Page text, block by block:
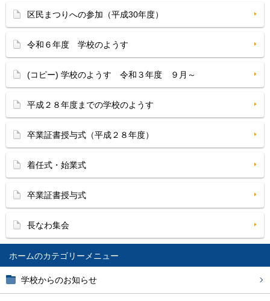
ホーム
学校からのお知らせ
区民まつりへの参加（平成30年度）
令和６年度 学校のようす
(コピー) 学校のようす 令和３年度 ９月～
平成２８年度までの学校のようす
卒業証書授与式（平成２８年度）
着任式・始業式
卒業証書授与式
長なわ集会